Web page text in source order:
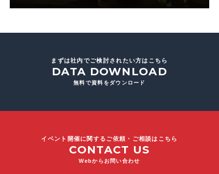
まずは社内でご検討されたい方はこちら
DATA DOWNLOAD
無料で資料をダウンロード
イベント開催に関するご依頼・ご相談はこちら
CONTACT US
Webからお問い合わせ